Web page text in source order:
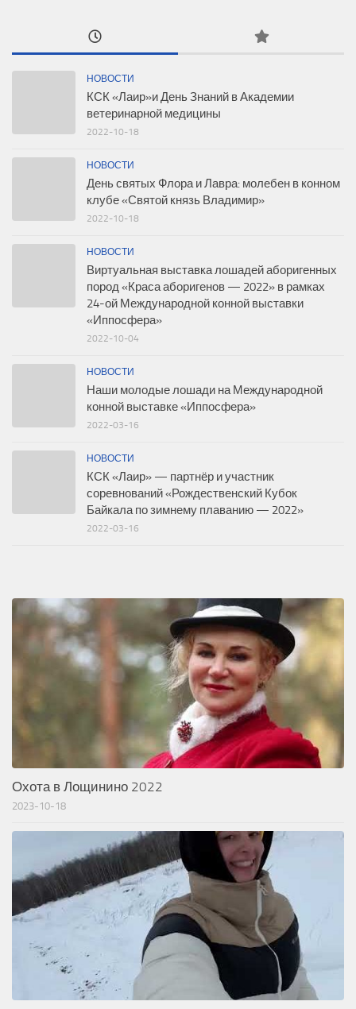
НОВОСТИ
КСК «Лаир»и День Знаний в Академии
ветеринарной медицины
2022-10-18
НОВОСТИ
День святых Флора и Лавра: молебен в конном
клубе «Святой князь Владимир»
2022-10-18
НОВОСТИ
Виртуальная выставка лошадей аборигенных
пород «Краса аборигенов — 2022» в рамках
24-ой Международной конной выставки
«Иппосфера»
2022-10-04
НОВОСТИ
Наши молодые лошади на Международной
конной выставке «Иппосфера»
2022-03-16
НОВОСТИ
КСК «Лаир» — партнёр и участник
соревнований «Рождественский Кубок
Байкала по зимнему плаванию — 2022»
2022-03-16
Охота в Лощинино 2022
2023-10-18